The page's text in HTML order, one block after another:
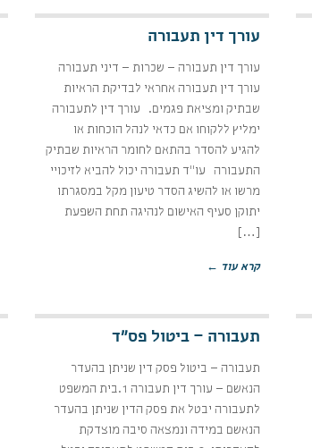
עורך דין תעבורה
עורך דין תעבורה – שכרות – דיני תעבורה
עורך דין תעבורה אחראי לבדיקת הראיות
שבתיק ומציאת פגמים. עורך דין לתעבורה
ימליץ ללקוחו אם כדאי לנהל הוכחות או
להגיע להסדר בהתאם לחומר הראיות שבתיק
התעבורה עו"ד תעבורה יכול להביא לזיכויי
מרשו או להשיג הסדר טיעון מקל במסגרתו
יתוקן סעיף האישום לנהיגה תחת השפעת
[…]
קרא עוד ←
תעבורה – ביטול פס"ד
תעבורה – ביטול פסק דין שניתן בהעדר
הנאשם – עורך דין תעבורה 1.בית המשפט
לתעבורה יבטל את פסק הדין שניתן בהעדר
הנאשם במידה ונמצאה סיבה מוצדקת